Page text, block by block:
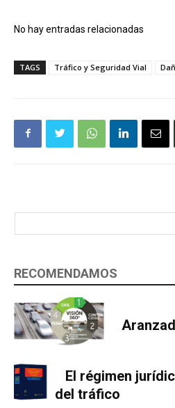
No hay entradas relacionadas
TAGS Tráfico y Seguridad Vial
RECOMENDAMOS
El régimen
del tráfico